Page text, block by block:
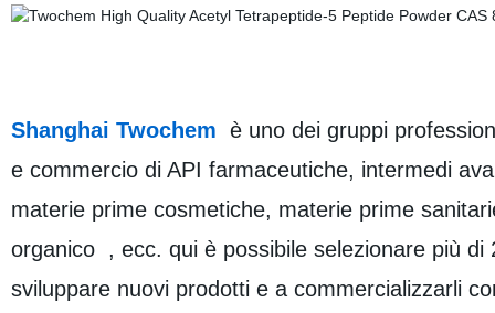
Shanghai Twochem è uno dei gruppi
e commercio di API farmaceutiche, intermedi
materie prime cosmetiche, materie prime
organico , ecc. qui è possibile selezionare più
sviluppare nuovi prodotti e a commercializzarli